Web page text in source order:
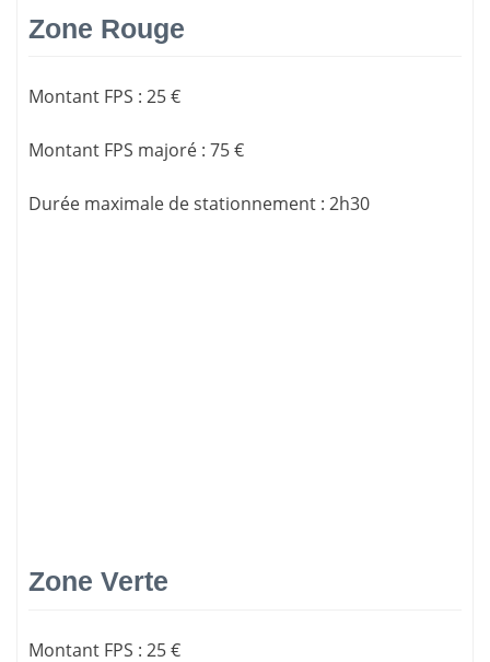
Zone Rouge
Montant FPS : 25 €
Montant FPS majoré : 75 €
Durée maximale de stationnement : 2h30
Zone Verte
Montant FPS : 25 €